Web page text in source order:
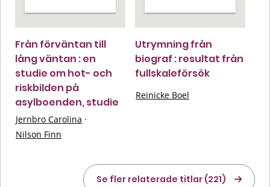
Från förväntan till
lång väntan : en
studie om hot- och
riskbilden på
asylboenden, studie
Jernbro Carolina ·
Nilson Finn
Utrymning från
biograf : resultat från
fullskaleförsök
Reinicke Boel
Se fler relaterade titlar (221)